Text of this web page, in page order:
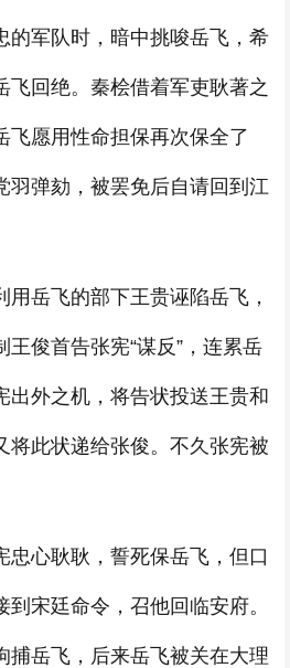
的军队时，暗中挑唆岳飞，希
飞回绝。秦桧借着军吏耿著之
飞愿用性命担保再次保全了
羽弹劾，被罢免后自请回到江
岳飞的部下王贵诬陷岳飞，
俊首告张宪“谋反”，连累岳
出外之机，将告状投送王贵和
将此状递给张俊。不久张宪被
忠心耿耿，誓死保岳飞，但口
宋廷命令，召他回临安府。
捕岳飞，后来岳飞被关在大理